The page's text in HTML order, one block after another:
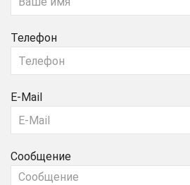
Телефон
E-Mail
Сообщение